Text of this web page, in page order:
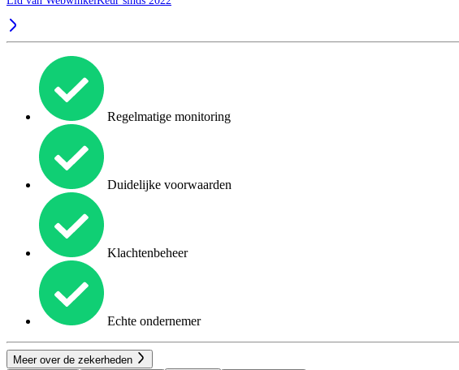
Regelmatige monitoring
Duidelijke voorwaarden
Klachtenbeheer
Echte ondernemer
Meer over de zekerheden